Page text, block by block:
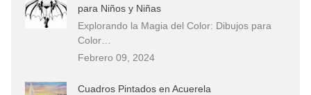
para Niños y Niñas
Explorando la Magia del Color: Dibujos para
Color…
Febrero 09, 2024
Cuadros Pintados en Acuerela